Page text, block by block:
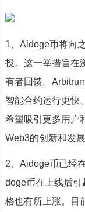
1、Aidoge币将向
投。这一举措旨在
有者回馈。
智能合约运行更快
希望吸引更多用户
Web3的创新和发展
2、Aidoge币已经
doge币在上线后
格也有所上涨。目